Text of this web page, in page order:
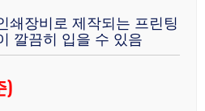
쇄장비로 제작되는 프린팅
깔끔히 입을 수 있음
)